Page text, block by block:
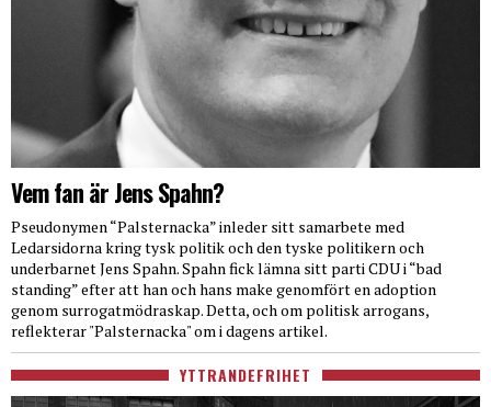
Vem fan är Jens Spahn?
Pseudonymen “Palsternacka” inleder sitt samarbete med
Ledarsidorna kring tysk politik och den tyske politikern och
underbarnet Jens Spahn. Spahn fick lämna sitt parti CDU i “bad
standing” efter att han och hans make genomfört en adoption
genom surrogatmödraskap. Detta, och om politisk arrogans,
reflekterar "Palsternacka" om i dagens artikel.
YTTRANDEFRIHET